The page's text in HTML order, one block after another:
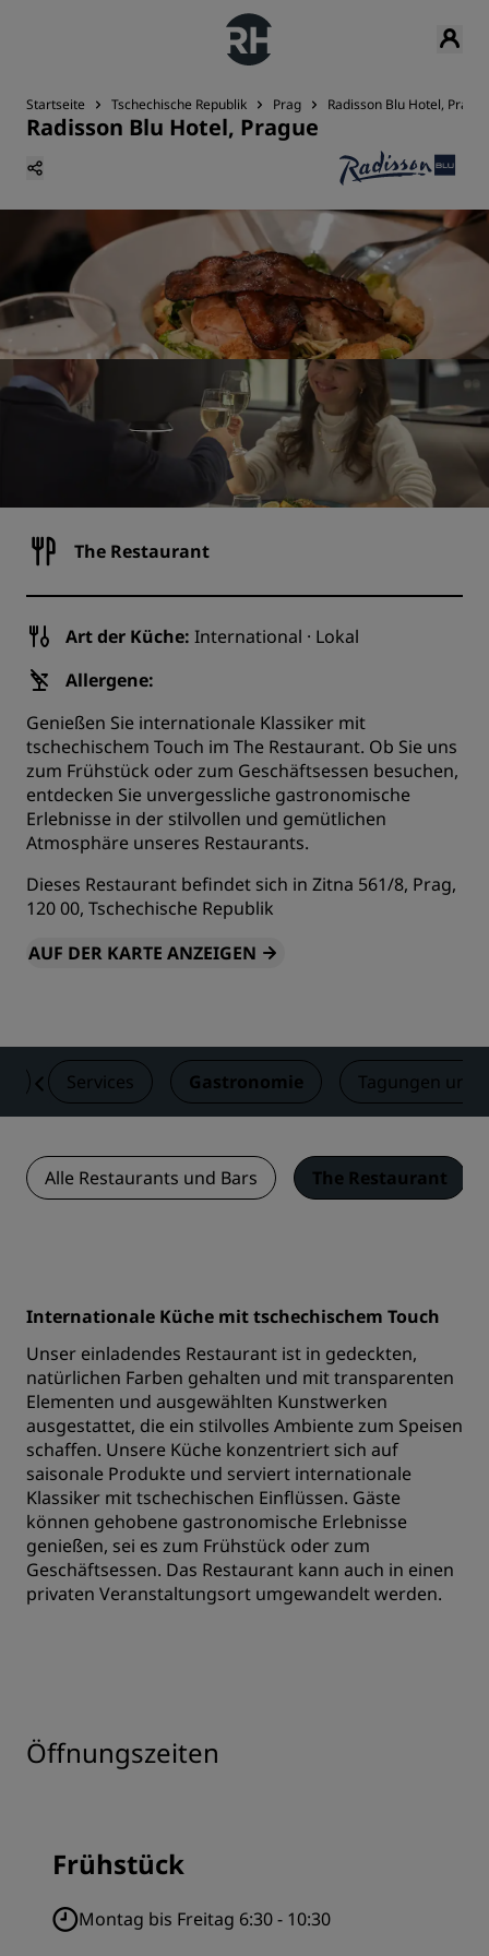
Startseite Tschechische Republik Prag Radisson Blu Hotel,
Radisson Blu Hotel, Prague
The Restaurant
Art der Küche: International · Lokal
Allergene:
Genießen Sie internationale Klassiker mit
tschechischem Touch im The Restaurant. Ob Sie uns
zum Frühstück oder zum Geschäftsessen besuchen,
entdecken Sie unvergessliche gastronomische
Erlebnisse in der stilvollen und gemütlichen
Atmosphäre unseres Restaurants.
Dieses Restaurant befindet sich in Zitna 561/8, Prag,
120 00, Tschechische Republik
AUF DER KARTE ANZEIGEN
Services Gastronomie Tagungen und
Alle Restaurants und Bars The Restaurant
Internationale Küche mit tschechischem Touch
Unser einladendes Restaurant ist in gedeckten,
natürlichen Farben gehalten und mit transparenten
Elementen und ausgewählten Kunstwerken
ausgestattet, die ein stilvolles Ambiente zum Speisen
schaffen. Unsere Küche konzentriert sich auf
saisonale Produkte und serviert internationale
Klassiker mit tschechischen Einflüssen. Gäste
können gehobene gastronomische Erlebnisse
genießen, sei es zum Frühstück oder zum
Geschäftsessen. Das Restaurant kann auch in einen
privaten Veranstaltungsort umgewandelt werden.
Öffnungszeiten
Frühstück
Montag bis Freitag 6:30 - 10:30